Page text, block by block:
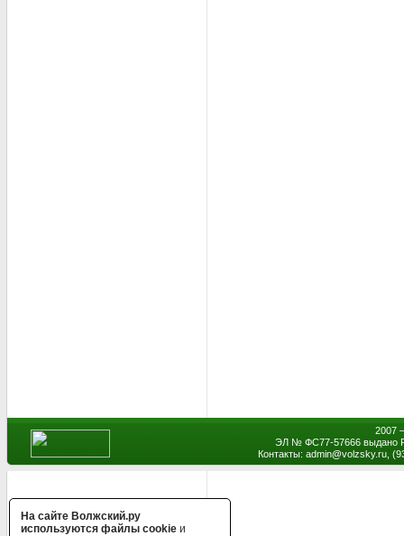
2007
ЭЛ № ФС77-57666 выдано
Контакты: admin@volzsky.ru,
На сайте Волжский.ру
используются файлы cookie и